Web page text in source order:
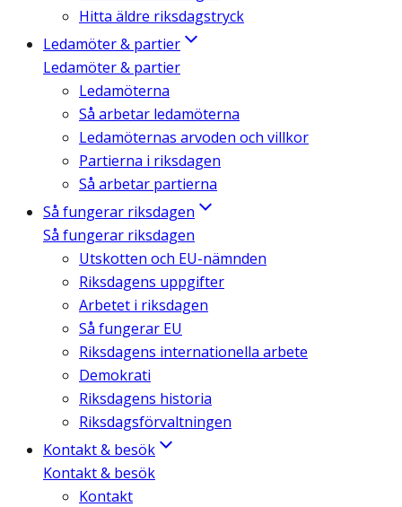
Hitta äldre riksdagstryck
Ledamöter & partier
Ledamöter & partier
Ledamöterna
Så arbetar ledamöterna
Ledamöternas arvoden och villkor
Partierna i riksdagen
Så arbetar partierna
Så fungerar riksdagen
Så fungerar riksdagen
Utskotten och EU-nämnden
Riksdagens uppgifter
Arbetet i riksdagen
Så fungerar EU
Riksdagens internationella arbete
Demokrati
Riksdagens historia
Riksdagsförvaltningen
Kontakt & besök
Kontakt & besök
Kontakt